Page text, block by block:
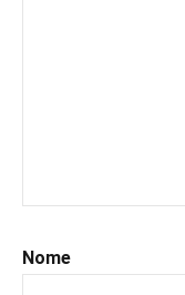
#uncuoretrailibri
Nome